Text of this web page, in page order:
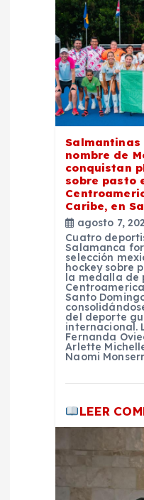
Salmantinas
nombre de
conquistan
sobre pasto
Caribe, en
agosto 7,
Cuatro
Salamanca
selección
hockey sobre
la medalla de
Santo
del deporte
internacional.
Fernanda
Arlette
Naomi
LEER